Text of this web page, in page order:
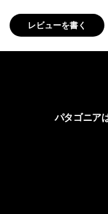
レビューを書く
パタゴニア